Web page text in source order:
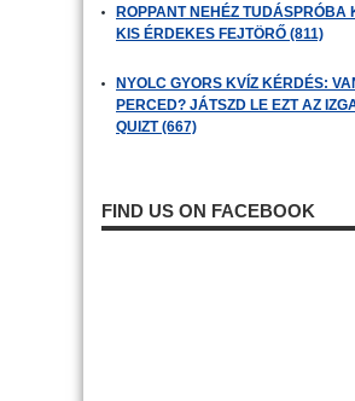
ROPPANT NEHÉZ TUDÁSPRÓBA
KIS ÉRDEKES FEJTÖRŐ (811)
NYOLC GYORS KVÍZ KÉRDÉS:
PERCED? JÁTSZD LE EZT AZ
QUIZT (667)
FIND US ON FACEBOOK